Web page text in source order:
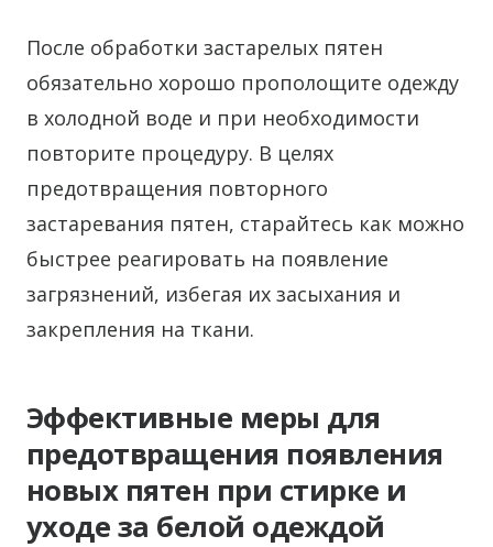
После обработки застарелых пятен
обязательно хорошо прополощите одежду
в холодной воде и при необходимости
повторите процедуру. В целях
предотвращения повторного
застаревания пятен, старайтесь как можно
быстрее реагировать на появление
загрязнений, избегая их засыхания и
закрепления на ткани.
Эффективные меры для
предотвращения появления
новых пятен при стирке и
уходе за белой одеждой